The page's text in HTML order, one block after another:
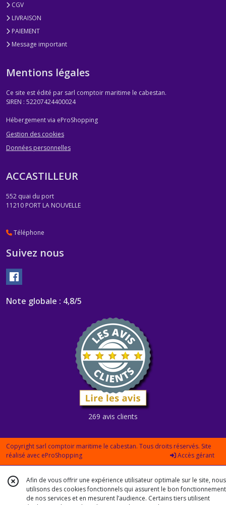
CGV
LIVRAISON
PAIEMENT
Message important
Mentions légales
Ce site est édité par sarl comptoir maritime le cabestan.
SIREN : 52207424400024
Hébergement via eProShopping
Gestion des cookies
Données personnelles
ACCASTILLEUR
552 quai du port
11210 PORT LA NOUVELLE
Téléphone
Suivez nous
Note globale : 4,8/5
269 avis clients
Copyright sarl comptoir maritime le cabestan. Tous droits réservés. Site
réalisé avec eProShopping Accès gérant
Afin de vous offrir une expérience utilisateur optimale sur le site, nous
utilisons des cookies fonctionnels qui assurent le bon fonctionnement
de nos services et en mesurent l’audience. Certains tiers utilisent